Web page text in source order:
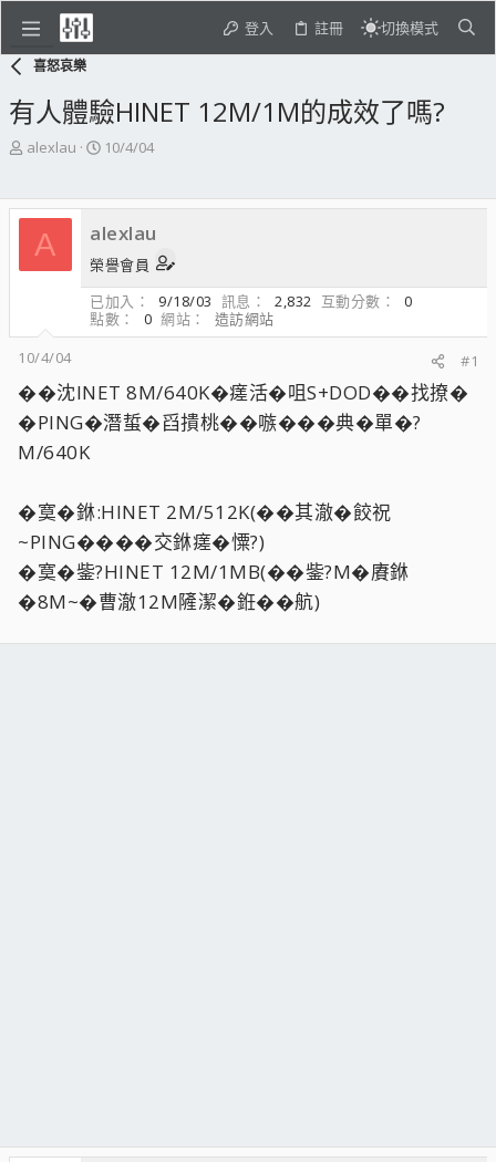
登入 註冊 切換模式
喜怒哀樂
有人體驗HINET 12M/1M的成效了嗎?
主
起
alexlau
開
期
10/4/04
A alexlau
榮譽會員
已加入
9/18/03 訊息 2,832 互動分數
0
點數
0 網站
造訪網站
10/4/04
#1
��沈INET 8M/640K�瘥活�咀S+DOD��找撩�
�PING�潛蜇�舀撌桃��嗾���典�單�?
M/640K
�寞�銝:HINET 2M/512K(��其澈�餃祝
~PING����交銝瘥�憟?)
�寞�鈭?HINET 12M/1MB(��鈭?M�賡銝
�8M~�曹澈12M隡潔�銋��航)